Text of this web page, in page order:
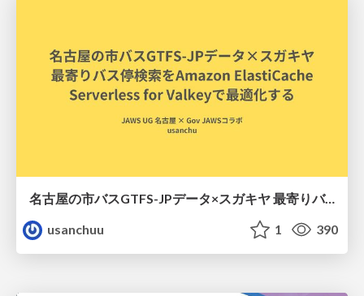
名古屋の市バスGTFS-JPデータ×スガキヤ 最寄りバス停検索をAmazon ElastiCache Serverless for Valkeyで最適化する
usanchuu
1 390